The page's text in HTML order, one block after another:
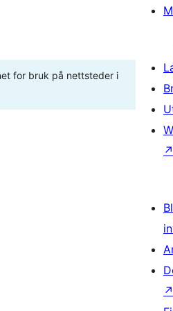
for bruk på nettsteder i
↗
↗